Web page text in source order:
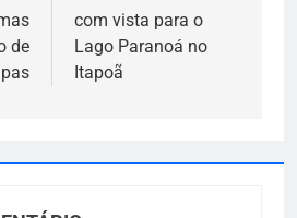
de
com vista para o
Lago Paranoá no
Itapoã